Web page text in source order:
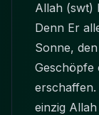
Allah (swt)
Denn Er
Sonne,
Geschöpfe
einzig